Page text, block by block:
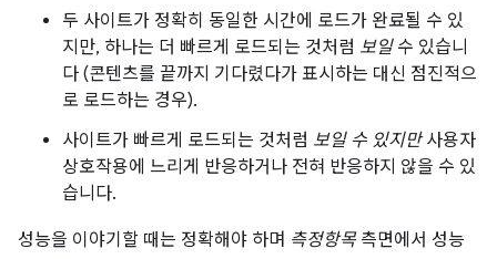
두 사이트가 정확히 동일한 시간에 로드가 완료될 수 있
지만, 하나는 더 빠르게 로드되는 것처럼 보일수 있습니
다 (콘텐츠를 끝까지 기다렸다가 표시하는 대신 점진적으
로 로드하는 경우).
사이트가 빠르게 로드되는 것처럼 보일 수 있지만사용자
상호작용에 느리게 반응하거나 전혀 반응하지 않을 수 있
습니다.
성능을 이야기할 때는 정확해야 하며 측정항목측면에서 성능